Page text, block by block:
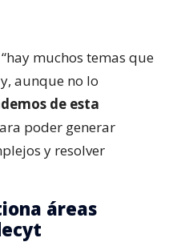
muchos temas que
aunque no lo
de esta
poder generar
y resolver
áreas